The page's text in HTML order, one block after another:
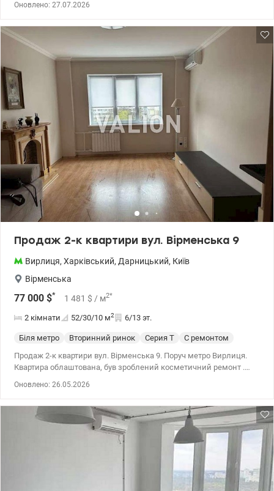
Оновлено: 27.07.2026
Продаж 2-к квартири вул. Вірменська 9
Вирлиця, Харківський, Дарницький, Київ
Вірменська
77 000 $* 1 481 $ / м2*
2 кімнати 52/30/10 м2 6/13 эт.
Біля метро Вторинний ринок Серия Т
С ремонтом
Продаж 2-к квартири вул. Вірменська 9. Поруч метро Вирлиця.
Квартира облаштована, був зроблений косметичний ремонт .
Оновлено: 26.05.2026